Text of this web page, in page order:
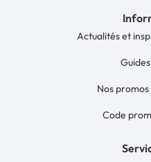
Actualités et
Nos
Code